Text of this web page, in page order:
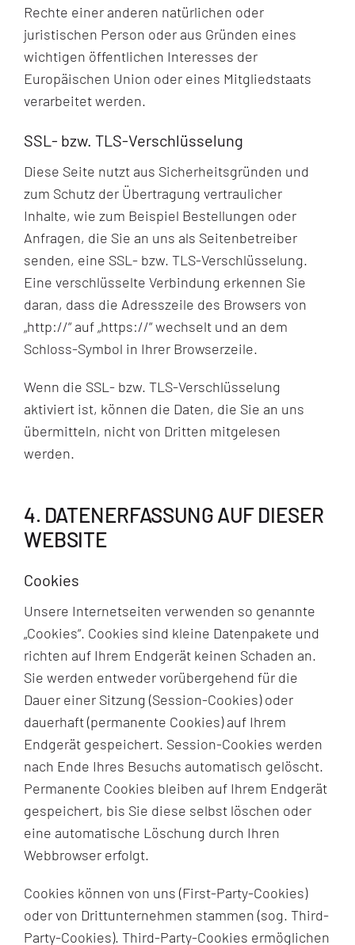
Rechte einer anderen natürlichen oder
juristischen Person oder aus Gründen eines
wichtigen öffentlichen Interesses der
Europäischen Union oder eines Mitgliedstaats
verarbeitet werden.
SSL- bzw. TLS-Verschlüsselung
Diese Seite nutzt aus Sicherheitsgründen und
zum Schutz der Übertragung vertraulicher
Inhalte, wie zum Beispiel Bestellungen oder
Anfragen, die Sie an uns als Seitenbetreiber
senden, eine SSL- bzw. TLS-Verschlüsselung.
Eine verschlüsselte Verbindung erkennen Sie
daran, dass die Adresszeile des Browsers von
„http://“ auf „https://“ wechselt und an dem
Schloss-Symbol in Ihrer Browserzeile.
Wenn die SSL- bzw. TLS-Verschlüsselung
aktiviert ist, können die Daten, die Sie an uns
übermitteln, nicht von Dritten mitgelesen
werden.
4. DATENERFASSUNG AUF DIESER
WEBSITE
Cookies
Unsere Internetseiten verwenden so genannte
„Cookies“. Cookies sind kleine Datenpakete und
richten auf Ihrem Endgerät keinen Schaden an.
Sie werden entweder vorübergehend für die
Dauer einer Sitzung (Session-Cookies) oder
dauerhaft (permanente Cookies) auf Ihrem
Endgerät gespeichert. Session-Cookies werden
nach Ende Ihres Besuchs automatisch gelöscht.
Permanente Cookies bleiben auf Ihrem Endgerät
gespeichert, bis Sie diese selbst löschen oder
eine automatische Löschung durch Ihren
Webbrowser erfolgt.
Cookies können von uns (First-Party-Cookies)
oder von Drittunternehmen stammen (sog. Third-
Party-Cookies). Third-Party-Cookies ermöglichen